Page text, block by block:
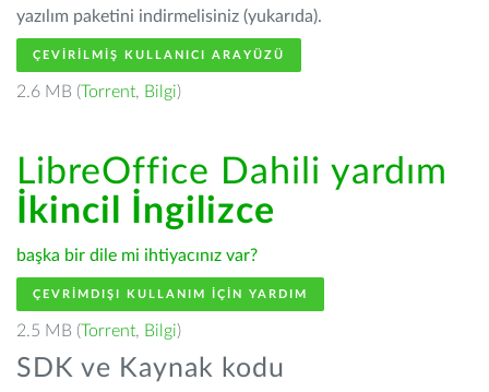
yazılım paketini indirmelisiniz (yukarıda).
ÇEVIRILMIŞ KULLANICI ARAYÜZÜ
2.6 MB (Torrent, Bilgi)
LibreOffice Dahili yardım
İkincil İngilizce
başka bir dile mi ihtiyacınız var?
ÇEVRIMDIŞI KULLANIM IÇIN YARDIM
2.5 MB (Torrent, Bilgi)
SDK ve Kaynak kodu